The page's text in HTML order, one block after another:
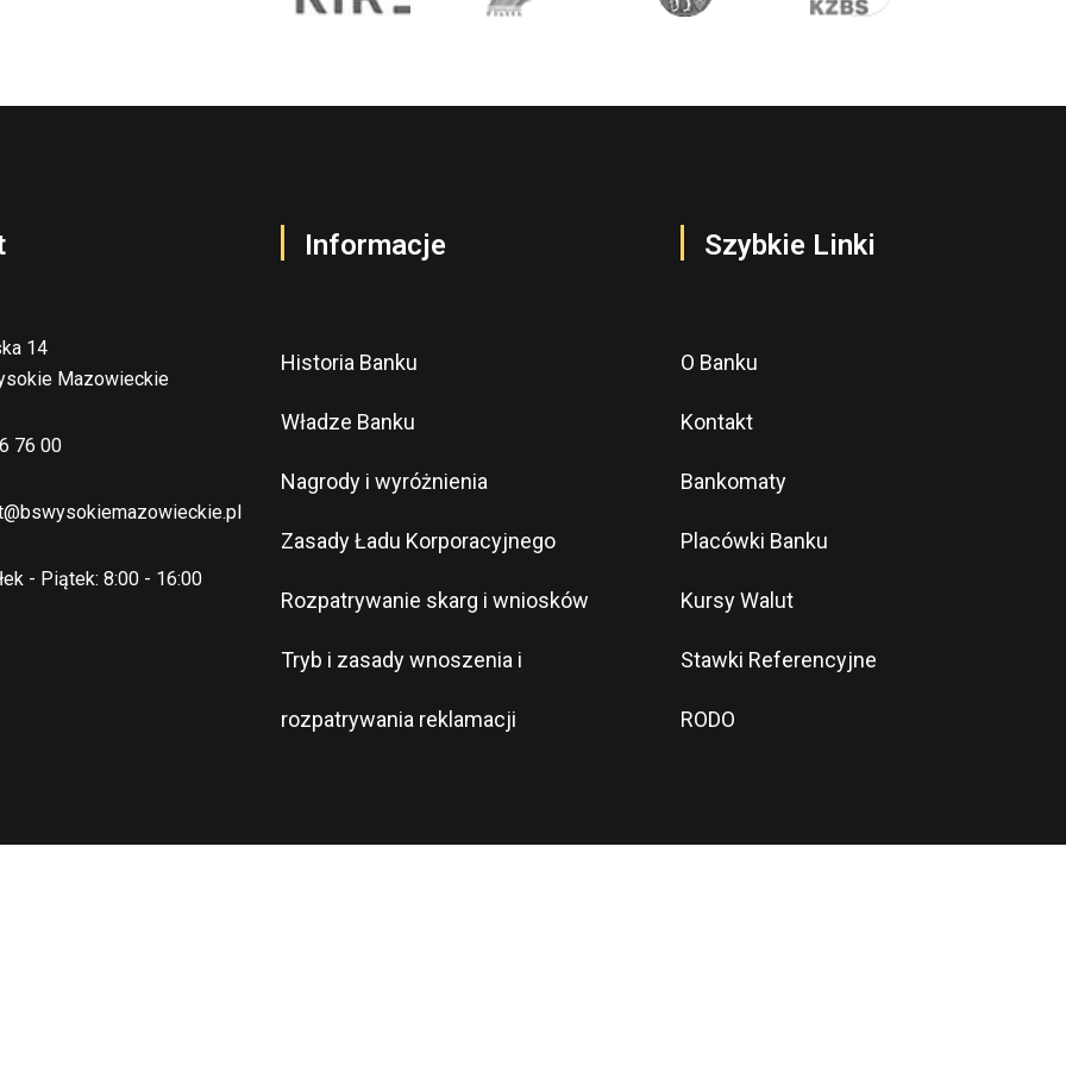
14
Mazowieckie
76 00
- Piątek: 8:00 - 16:00
Informacje
Historia Banku
Władze Banku
Nagrody i wyróżnienia
Zasady Ładu Korporacyjnego
Rozpatrywanie skarg i wniosków
Tryb i zasady wnoszenia i
rozpatrywania reklamacji
Szybkie Linki
O Banku
Kontakt
Bankomaty
Placówki Banku
Kursy Walut
Stawki Referencyjne
RODO